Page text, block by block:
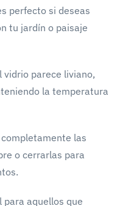
perfecto si deseas
tu jardín o paisaje
vidrio parece liviano,
la temperatura
las
o cerrarlas para
aquellos que